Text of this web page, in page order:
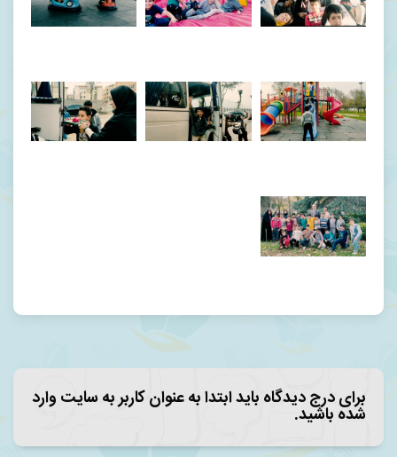
برای درج دیدگاه باید ابتدا به عنوان کاربر به سایت وارد
شده باشید.